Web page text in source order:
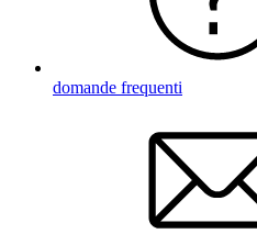
domande frequenti